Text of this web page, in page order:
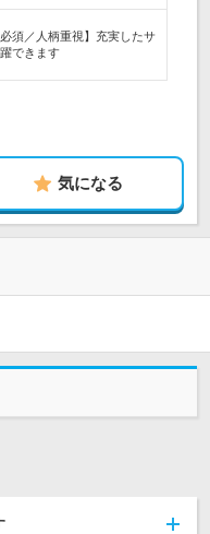
須／人柄重視】充実したサ
できます
気になる